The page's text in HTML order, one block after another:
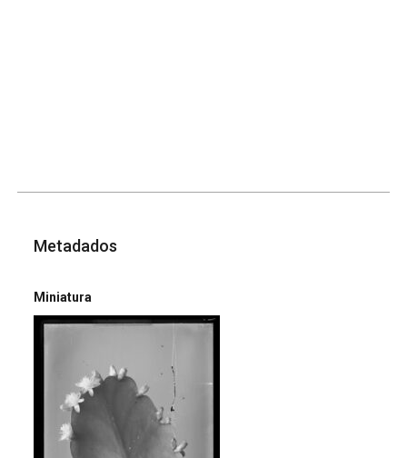
Metadados
Miniatura